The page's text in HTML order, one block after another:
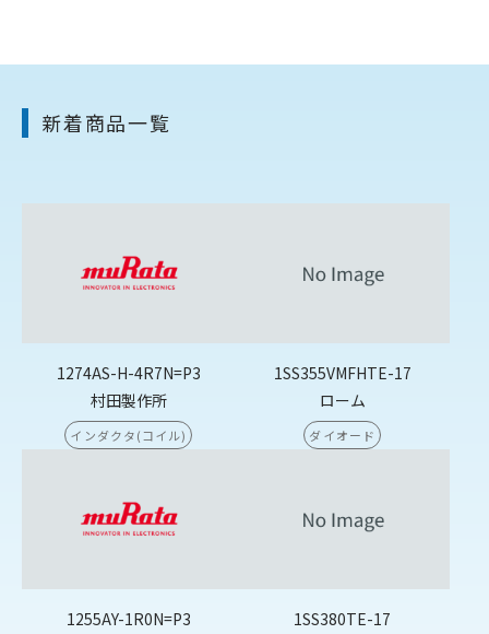
新着商品一覧
1274AS-H-4R7N=P3
村田製作所
インダクタ(コイル)
1SS355VMFHTE-17
ローム
ダイオード
1255AY-1R0N=P3
1SS380TE-17